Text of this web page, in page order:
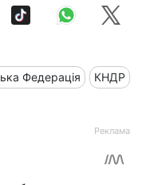
Федерація КНДР